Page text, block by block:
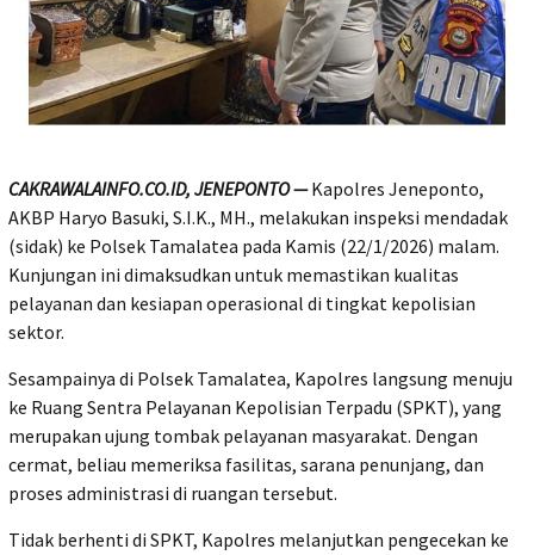
CAKRAWALAINFO.CO.ID, JENEPONTO —Kapolres Jeneponto,
AKBP Haryo Basuki, S.I.K., MH., melakukan inspeksi mendadak
(sidak) ke Polsek Tamalatea pada Kamis (22/1/2026) malam.
Kunjungan ini dimaksudkan untuk memastikan kualitas
pelayanan dan kesiapan operasional di tingkat kepolisian
sektor.
Sesampainya di Polsek Tamalatea, Kapolres langsung menuju
ke Ruang Sentra Pelayanan Kepolisian Terpadu (SPKT), yang
merupakan ujung tombak pelayanan masyarakat. Dengan
cermat, beliau memeriksa fasilitas, sarana penunjang, dan
proses administrasi di ruangan tersebut.
Tidak berhenti di SPKT, Kapolres melanjutkan pengecekan ke